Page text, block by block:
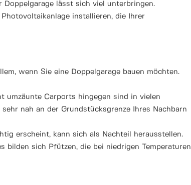
lässt sich viel unterbringen.
installieren, die Ihrer
wenn Sie eine Doppelgarage bauen möchten.
umzäunte Carports hingegen sind in vielen
nah an der Grundstücksgrenze Ihres Nachbarn
erscheint, kann sich als Nachteil herausstellen.
bilden sich Pfützen, die bei niedrigen Temperaturen